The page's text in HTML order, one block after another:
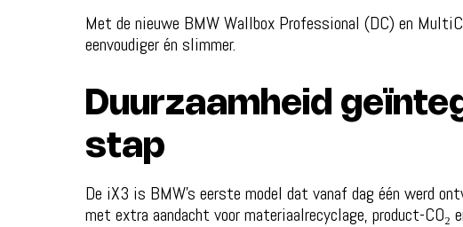
Met de nieuwe BMW Wallbox Professional (DC) en
eenvoudiger én slimmer.
Duurzaamheid
stap
De iX3 is BMW’s eerste model dat vanaf dag één werd
met extra aandacht voor materiaalrecyclage, product-CO₂